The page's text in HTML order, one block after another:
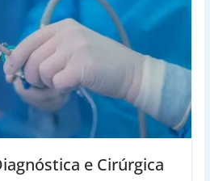
e Cirúrgica